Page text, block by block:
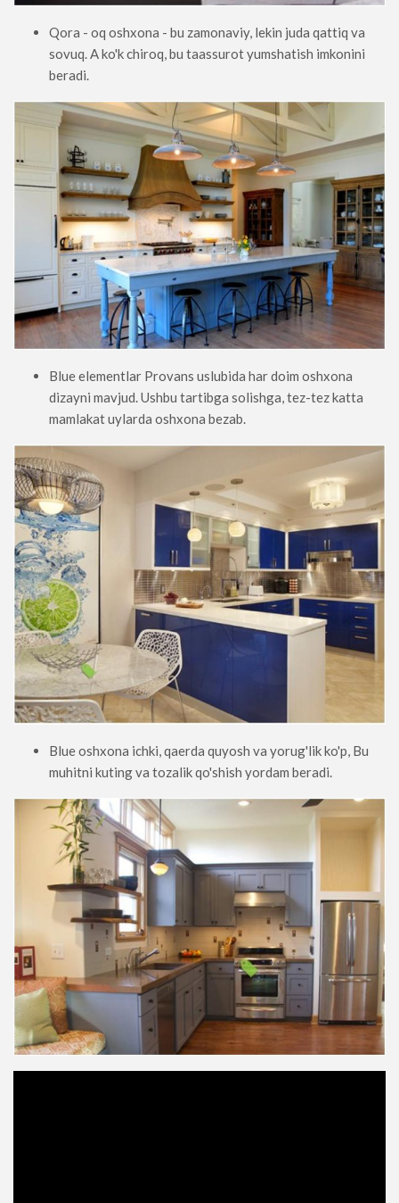
Qora - oq oshxona - bu zamonaviy, lekin juda qattiq va
sovuq. A ko'k chiroq, bu taassurot yumshatish imkonini
beradi.
Blue elementlar Provans uslubida har doim oshxona
dizayni mavjud. Ushbu tartibga solishga, tez-tez katta
mamlakat uylarda oshxona bezab.
Blue oshxona ichki, qaerda quyosh va yorug'lik ko'p, Bu
muhitni kuting va tozalik qo'shish yordam beradi.